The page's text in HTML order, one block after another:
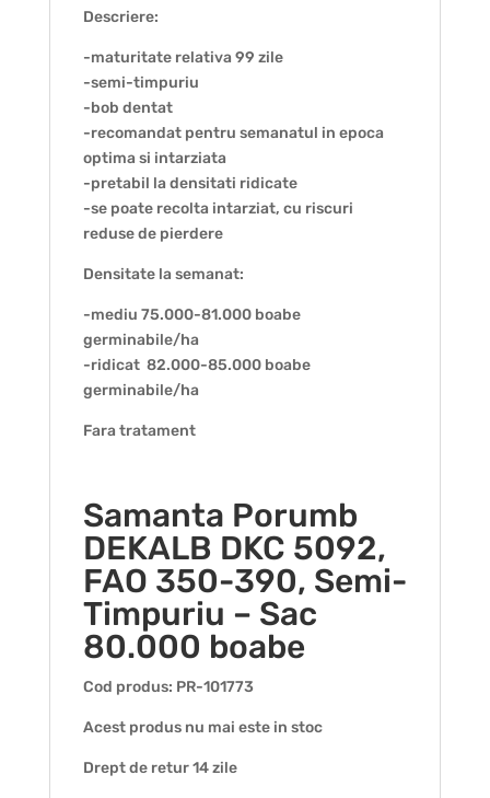
Descriere:
-maturitate relativa 99 zile
-semi-timpuriu
-bob dentat
-recomandat pentru semanatul in epoca
optima si intarziata
-pretabil la densitati ridicate
-se poate recolta intarziat, cu riscuri
reduse de pierdere
Densitate la semanat:
-mediu 75.000-81.000 boabe
germinabile/ha
-ridicat 82.000-85.000 boabe
germinabile/ha
Fara tratament
Samanta Porumb
DEKALB DKC 5092,
FAO 350-390, Semi-
Timpuriu – Sac
80.000 boabe
Cod produs: PR-101773
Acest produs nu mai este in stoc
Drept de retur 14 zile